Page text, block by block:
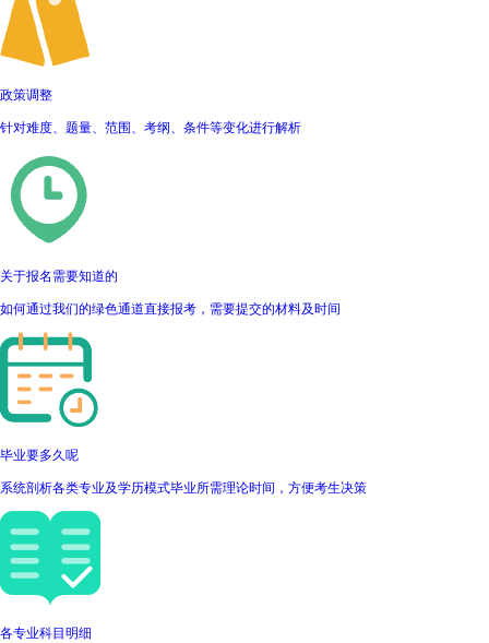
政策调整
针对难度、题量、范围、考纲、条件等变化进行解析
关于报名需要知道的
如何通过我们的绿色通道直接报考，需要提交的材料及时间
毕业要多久呢
系统剖析各类专业及学历模式毕业所需理论时间，方便考生决策
各专业科目明细